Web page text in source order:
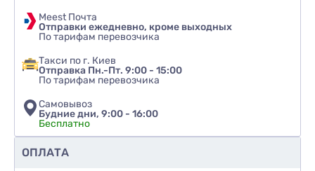
Рекомендуете ли вы этот товар
Meest Почта
Отправки ежедневно, кроме выходных
По тарифам перевозчика
Такси по г. Киев
Отправка Пн.-Пт. 9:00 - 15:00
По тарифам перевозчика
Самовывоз
Будние дни, 9:00 - 16:00
Бесплатно
ОПЛАТА